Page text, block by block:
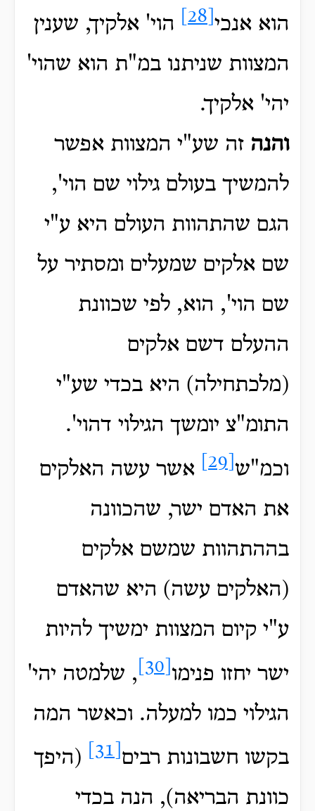
הוא אנכי
הוי' אלקיך, שענין
המצוות שניתנו במ"ת הוא שהוי'
יהי' אלקיך.
והנה זה שע"י המצוות אפשר
להמשיך בעולם גילוי שם הוי',
הגם שהתהוות העולם היא ע"י
שם אלקים שמעלים ומסתיר על
שם הוי', הוא, לפי שכוונת
ההעלם דשם אלקים
(מלכתחילה) היא בכדי שע"י
התומ"צ יומשך הגילוי דהוי'.
וכמ"ש
אשר עשה האלקים
את האדם ישר, שהכוונה
בההתהוות שמשם אלקים
(האלקים עשה) היא שהאדם
ע"י קיום המצוות ימשיך להיות
ישר יחזו פנימו
, שלמטה יהי'
הגילוי כמו למעלה. וכאשר המה
בקשו חשבונות רבים
(היפך
כוונת הבריאה), הנה בכדי